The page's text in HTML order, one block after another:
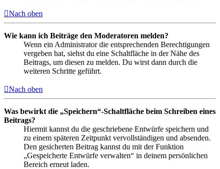
Nach oben
Wie kann ich Beiträge den Moderatoren melden?
Wenn ein Administrator die entsprechenden Berechtigungen
vergeben hat, siehst du eine Schaltfläche in der Nähe des
Beitrags, um diesen zu melden. Du wirst dann durch die
weiteren Schritte geführt.
Nach oben
Was bewirkt die „Speichern“-Schaltfläche beim Schreiben eines
Beitrags?
Hiermit kannst du die geschriebene Entwürfe speichern und
zu einem späteren Zeitpunkt vervollständigen und absenden.
Den gesicherten Beitrag kannst du mit der Funktion
„Gespeicherte Entwürfe verwalten“ in deinem persönlichen
Bereich erneut laden.